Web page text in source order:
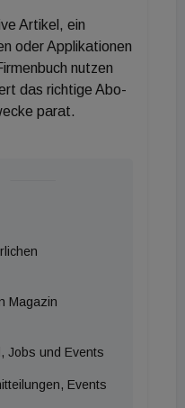
Deshalb wollen wir
Projekten sein", so
bei Thost. Mit dem
Unternehmen auch
Bahn,
wurde.
Artikel, ein
oder Applikationen
nutzen
das richtige Abo-
parat.
Magazin
Jobs und Events
Events